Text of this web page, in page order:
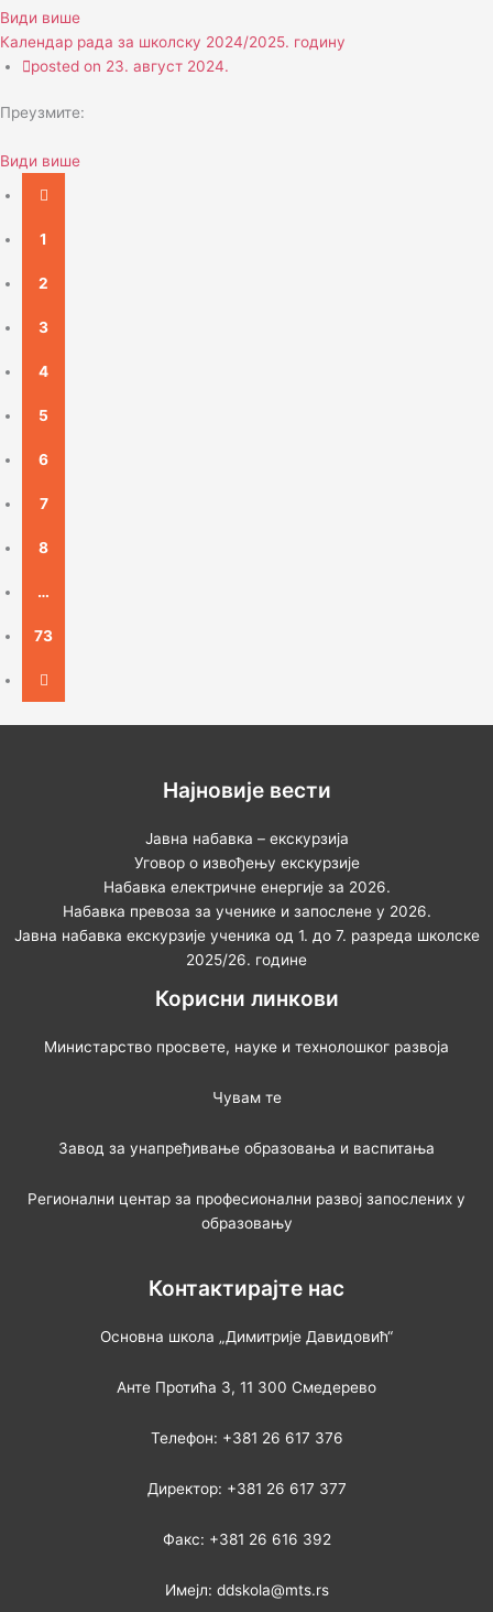
Види више
Календар рада за школску 2024/2025. годину
posted on 23. август 2024.
Преузмите:
Види више
1
2
3
4
5
6
7
8
…
73
Најновије вести
Јавна набавка – екскурзија
Уговор о извођењу екскурзије
Набавка електричне енергије за 2026.
Набавка превоза за ученике и запослене у 2026.
Јавна набавка екскурзије ученика од 1. до 7. разреда школске
2025/26. године
Корисни линкови
Министарство просвете, науке и технолошког развоја
Чувам те
Завод за унапређивање образовања и васпитања
Регионални центар за професионални развој запослених у
образовању
Контактирајте нас
Основна школа „Димитрије Давидовић“
Анте Протића 3, 11 300 Смедерево
Телефон: +381 26 617 376
Директор: +381 26 617 377
Факс: +381 26 616 392
Имејл: ddskola@mts.rs